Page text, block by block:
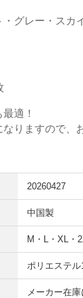
・グレー・スカ
適！
りますので、
20260427
中国製
M・L・XL・
ポリエステル
メーカー在